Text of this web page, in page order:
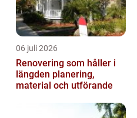
06 juli 2026
Renovering som håller i
längden planering,
material och utförande